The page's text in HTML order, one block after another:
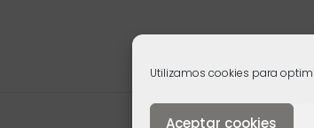
Utilizamos cookies para
Aceptar cookies